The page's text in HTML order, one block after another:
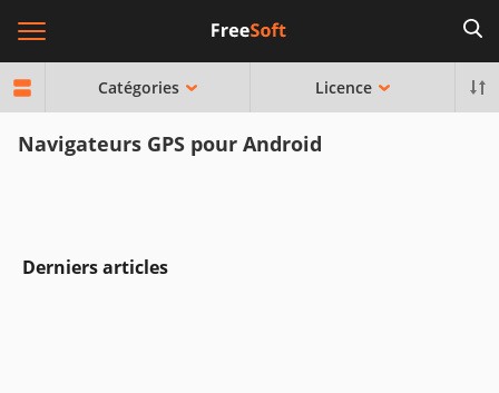
Catégories Licence
Navigateurs GPS pour Android
Derniers articles